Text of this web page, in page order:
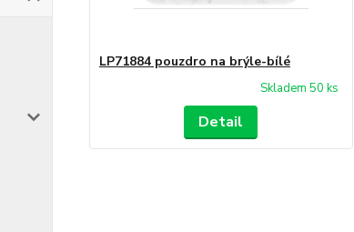
LP71884 pouzdro na brýle-bílé
Skladem 50 ks
Detail